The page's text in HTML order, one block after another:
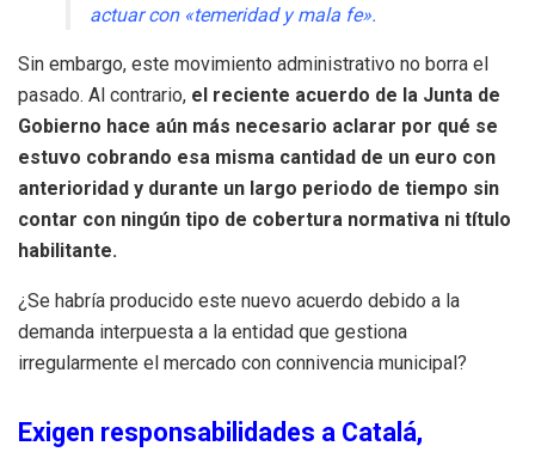
actuar con «temeridad y mala fe».
Sin embargo, este movimiento administrativo no borra el
pasado. Al contrario, el reciente acuerdo de la Junta de
Gobierno hace aún más necesario aclarar por qué se
estuvo cobrando esa misma cantidad de un euro con
anterioridad y durante un largo periodo de tiempo sin
contar con ningún tipo de cobertura normativa ni título
habilitante.
¿Se habría producido este nuevo acuerdo debido a la
demanda interpuesta a la entidad que gestiona
irregularmente el mercado con connivencia municipal?
Exigen responsabilidades a Catalá,